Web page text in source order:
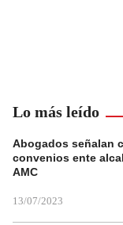
Lo más leído
Abogados señalan
convenios ente
AMC
13/07/2023